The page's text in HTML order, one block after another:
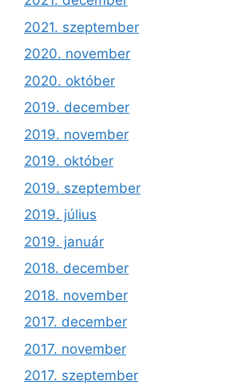
2021. szeptember
2020. november
2020. október
2019. december
2019. november
2019. október
2019. szeptember
2019. július
2019. január
2018. december
2018. november
2017. december
2017. november
2017. szeptember